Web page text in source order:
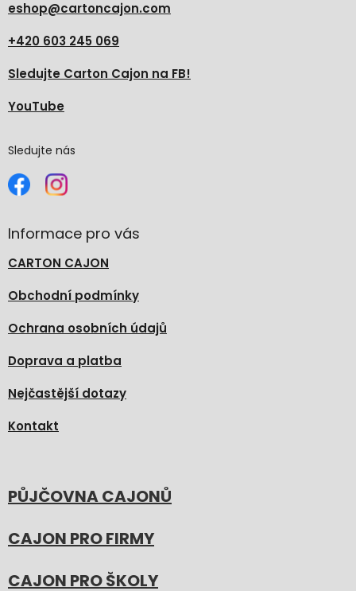
eshop@cartoncajon.com
+420 603 245 069
Sledujte Carton Cajon na FB!
YouTube
Sledujte nás
Informace pro vás
CARTON CAJON
Obchodní podmínky
Ochrana osobních údajů
Doprava a platba
Nejčastější dotazy
Kontakt
PŮJČOVNA CAJONŮ
CAJON PRO FIRMY
CAJON PRO ŠKOLY